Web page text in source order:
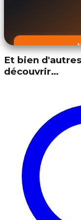
Et bien
découvrir…